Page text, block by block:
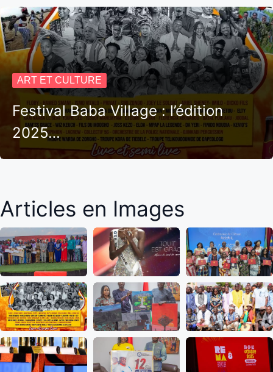
ART ET CULTURE
Festival Baba Village : l’édition
2025…
Articles en Images